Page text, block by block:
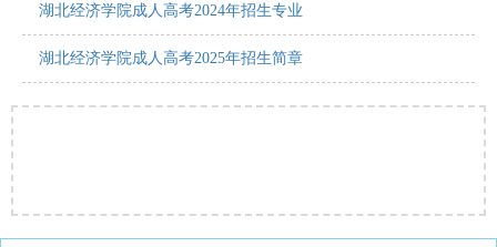
湖北经济学院成人高考2024年招生专业
湖北经济学院成人高考2025年招生简章